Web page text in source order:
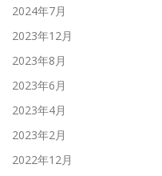
2024年7月
2023年12月
2023年8月
2023年6月
2023年4月
2023年2月
2022年12月